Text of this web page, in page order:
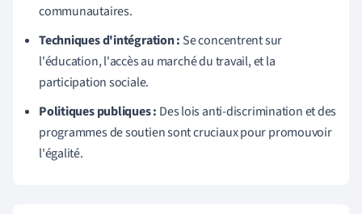
communautaires.
Techniques d'intégration : Se concentrent sur
l'éducation, l'accès au marché du travail, et la
participation sociale.
Politiques publiques : Des lois anti-discrimination et des
programmes de soutien sont cruciaux pour promouvoir
l'égalité.